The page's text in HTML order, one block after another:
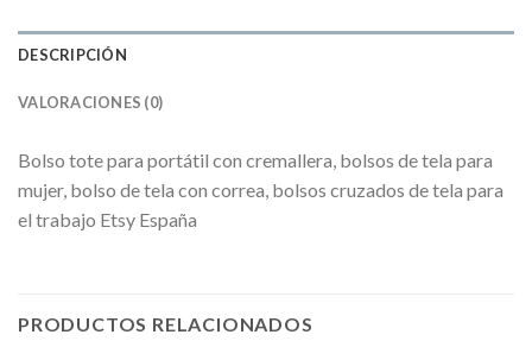
DESCRIPCIÓN
VALORACIONES (0)
Bolso tote para portátil con cremallera, bolsos de tela para
mujer, bolso de tela con correa, bolsos cruzados de tela para
el trabajo Etsy España
PRODUCTOS RELACIONADOS